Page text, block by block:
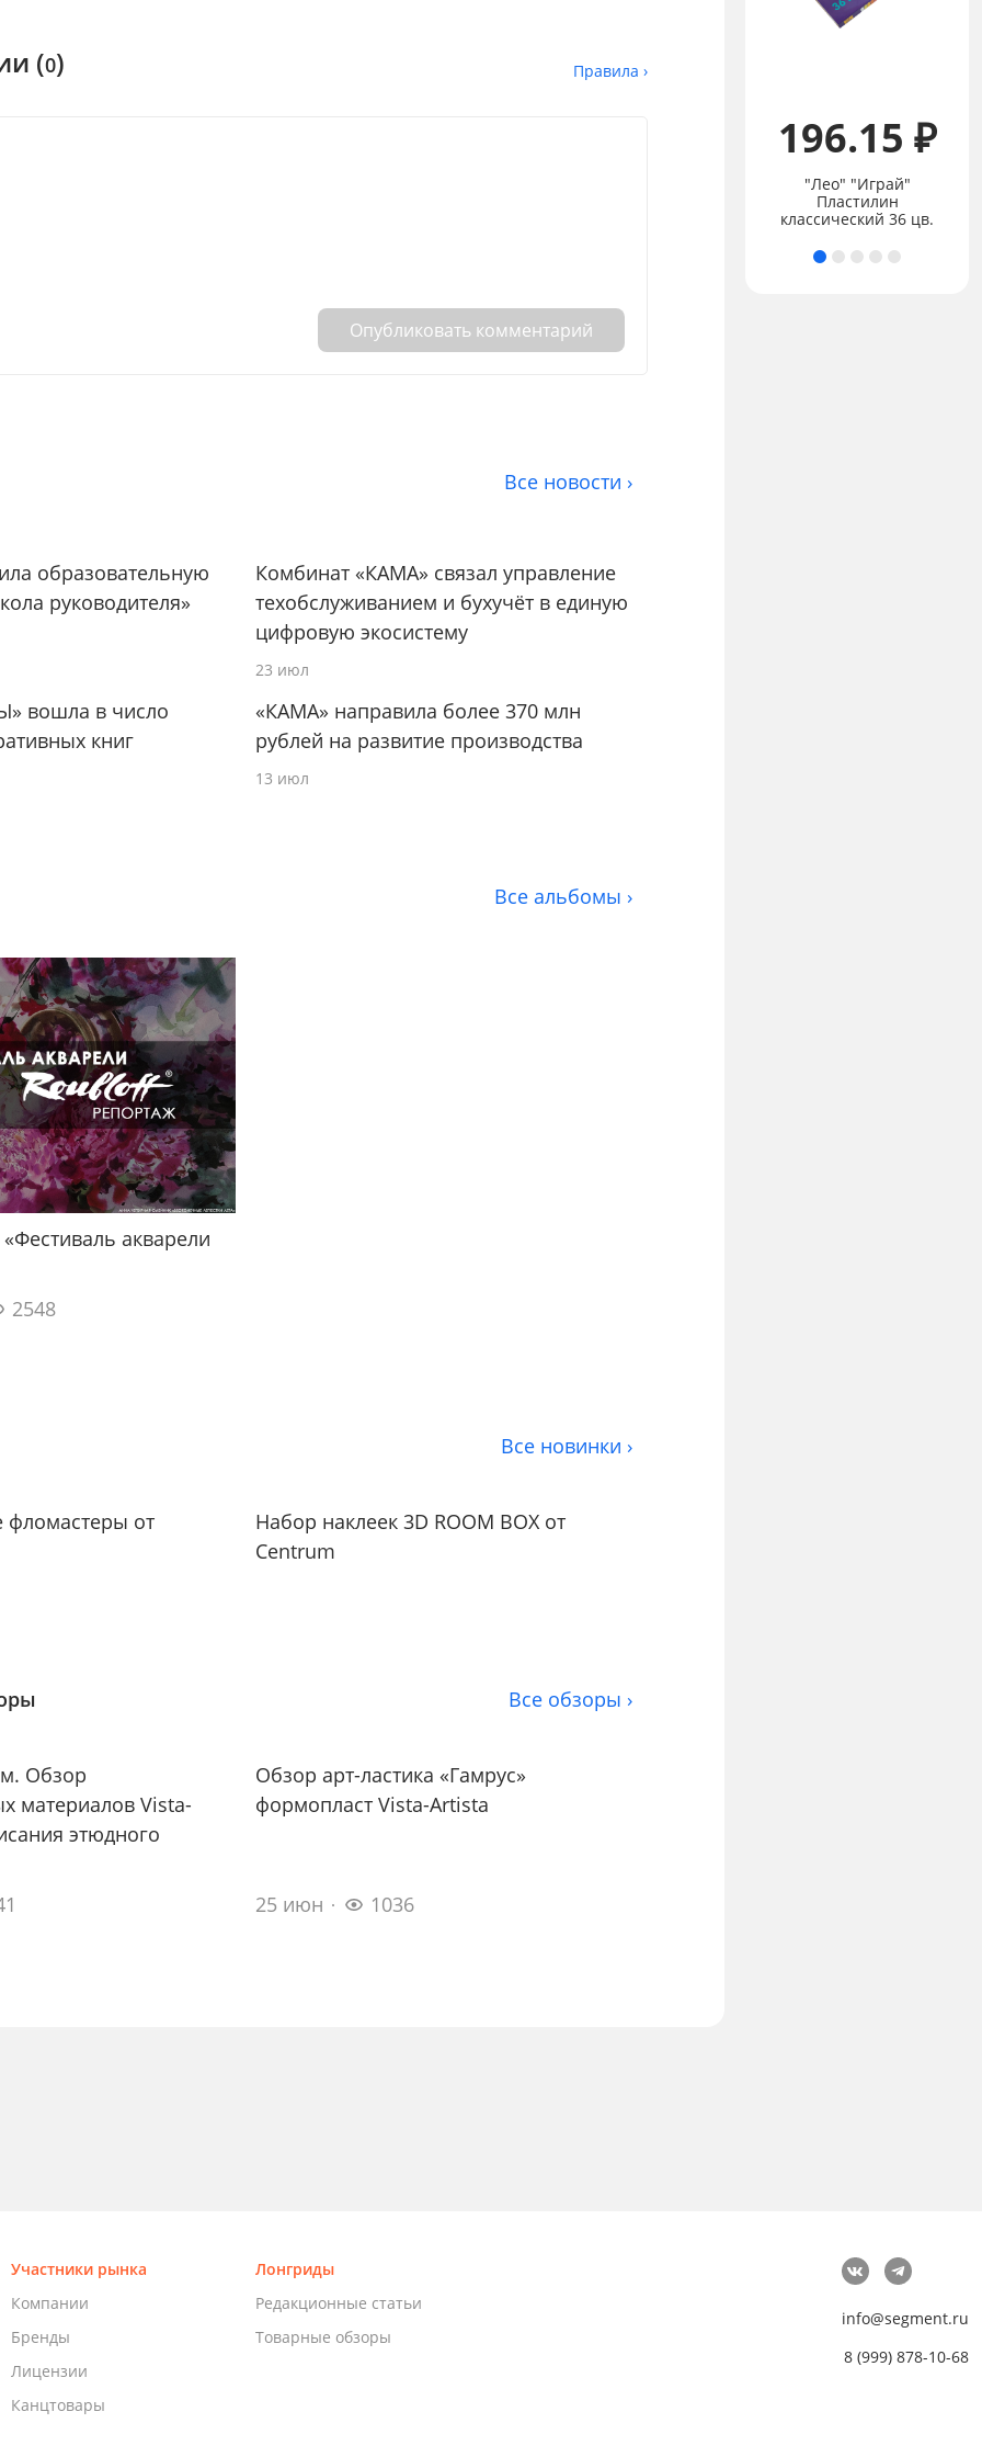
(0) Правила ›
Опубликовать комментарий
Все новости ›
образовательную
руководителя»
Комбинат «КАМА» связал управление
техобслуживанием и бухучёт в единую
цифровую экосистему
23 июл
вошла в число
книг
«КАМА» направила более 370 млн
рублей на развитие производства
13 июл
Все альбомы ›
акварели
2548
Все новинки ›
фломастеры от
Набор наклеек 3D ROOM BOX от
Centrum
Все обзоры ›
Обзор
материалов Vista-
этюдного
Обзор арт-ластика «Гамрус»
формопласт Vista-Artista
25 июн 1036
196.15 ₽
"Лео" "Играй"
Пластилин
классический 36 цв.
Участники рынка
Компании
Бренды
Лицензии
Канцтовары
Лонгриды
Редакционные статьи
Товарные обзоры
info@segment.ru
8 (999) 878-10-68